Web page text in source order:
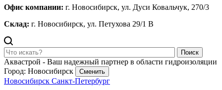
Офис компании: г. Новосибирск, ул. Дуси Ковальчук, 270/3
Склад: г. Новосибирск, ул. Петухова 29/1 В
Поиск
Аквастрой - Ваш надежный партнер в области гидроизоляции
Город: Новосибирск
Сменить
Новосибирск Санкт-Петербург